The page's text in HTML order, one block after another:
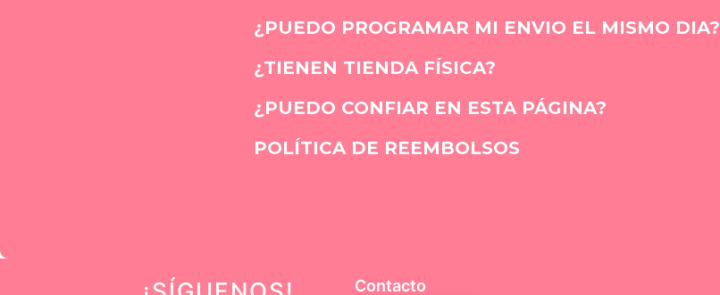
¿PUEDO PROGRAMAR MI ENVIO EL MISMO DIA?
¿TIENEN TIENDA FÍSICA?
¿PUEDO CONFIAR EN ESTA PÁGINA?
POLÍTICA DE REEMBOLSOS
Contacto